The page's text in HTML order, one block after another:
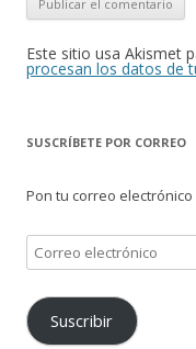
Este sitio usa Akismet
procesan los datos de
SUSCRÍBETE POR CORREO
Pon tu correo
Correo
electrónico
Suscribir